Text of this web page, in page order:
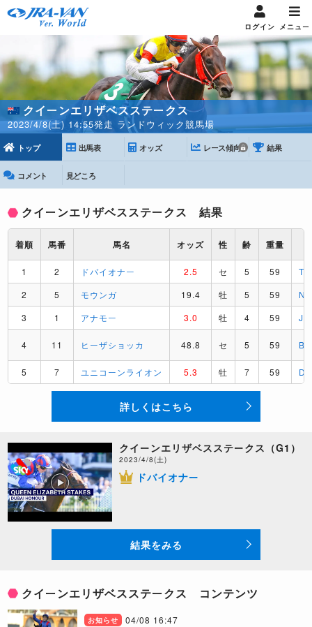
ログイン メニュー
クイーンエリザベスステークス
2023/4/8(土) 14:55発走 ランドウィック競馬場
トップ 出馬表 オッズ レース傾向 結果
コメント 見どころ
クイーンエリザベスステークス 結果
着順 馬番 馬名 オッズ 性 齢 重量
1 2 ドバイオナー 2.5 セ 5 59
T
2
5 モウンガ 19.4 牡 5 59
N
3
1 アナモー 3.0 牡 4 59 J
4 11 ヒーザショッカ 48.8 セ 5 59 B
5 7 ユニコーンライオン 5.3 牡 7 59 D
詳しくはこちら
クイーンエリザベスステークス（G1）
2023/4/8(土)
ドバイオナー
結果をみる
クイーンエリザベスステークス コンテンツ
お知らせ 04/08 16:47